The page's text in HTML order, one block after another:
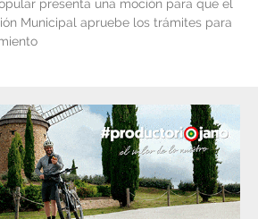
presenta una moción para que el
Municipal apruebe los trámites para